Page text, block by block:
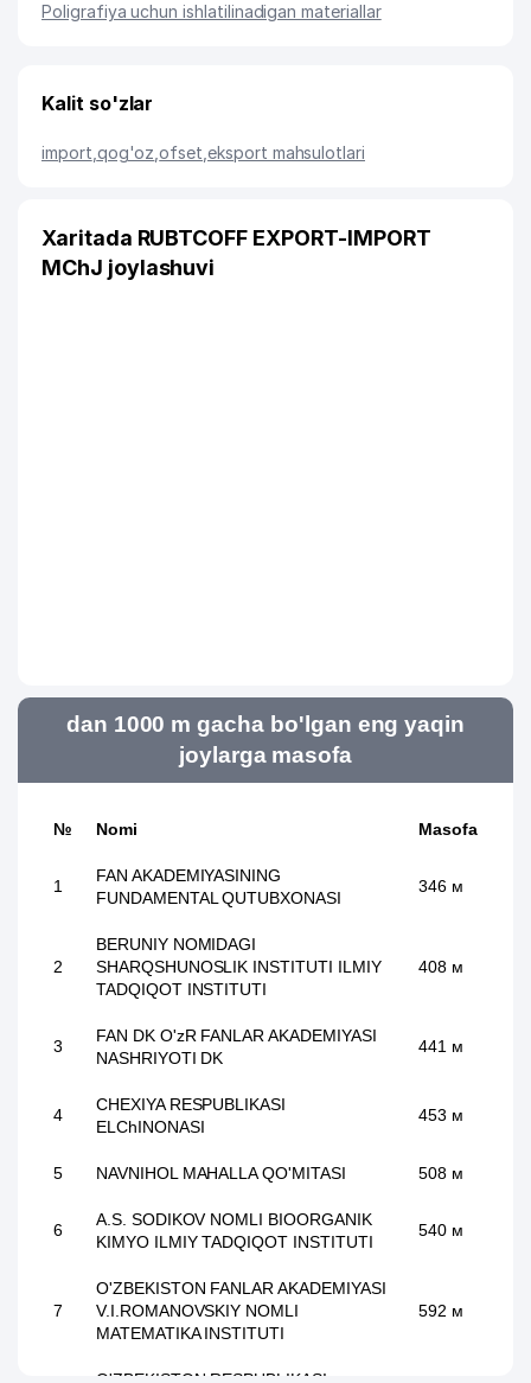
Poligrafiya uchun ishlatilinadigan materiallar
Kalit so'zlar
import qog'oz ,ofset ,eksport mahsulotlari
Xaritada RUBTCOFF EXPORT-IMPORT
MChJ joylashuvi
dan 1000 m gacha bo'lgan eng yaqin
joylarga masofa
№ Nomi Masofa
1
FAN AKADEMIYASINING
FUNDAMENTAL QUTUBXONASI
346 м
2
BERUNIY NOMIDAGI
SHARQSHUNOSLIK INSTITUTI ILMIY
TADQIQOT INSTITUTI
408 м
3
FAN DK O'zR FANLAR AKADEMIYASI
NASHRIYOTI DK
441 м
4
CHEXIYA RESPUBLIKASI
ELChINONASI
453 м
5 NAVNIHOL MAHALLA QO'MITASI 508 м
6
A.S. SODIKOV NOMLI BIOORGANIK
KIMYO ILMIY TADQIQOT INSTITUTI
540 м
7
O'ZBEKISTON FANLAR AKADEMIYASI
V.I.ROMANOVSKIY NOMLI
MATEMATIKA INSTITUTI
592 м